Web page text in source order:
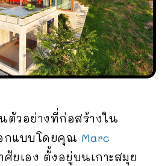
ตัวอย่างที่ก่อสร้างใน
กแบบโดยคุณ Marc
ศัยเอง ตั้งอยู่บนเกาะสมุย